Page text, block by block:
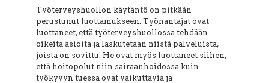
Työterveyshuollon käytäntö on pitkään
perustunut luottamukseen. Työnantajat ovat
luottaneet, että työterveyshuollossa tehdään
oikeita asioita ja laskutetaan niistä palveluista,
joista on sovittu. He ovat myös luottaneet siihen,
että hoitopolut niin sairaanhoidossa kuin
työkyvyn tuessa ovat vaikuttavia ja